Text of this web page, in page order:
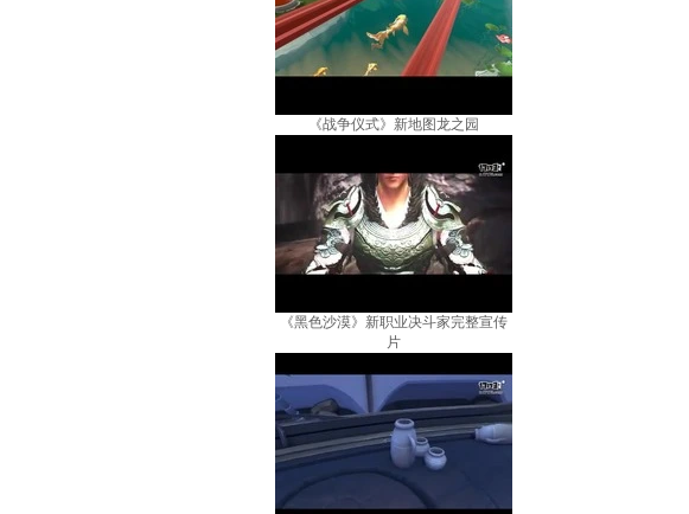
《战争仪式》新地图龙之园
《黑色沙漠》新职业决斗家完整宣传
片